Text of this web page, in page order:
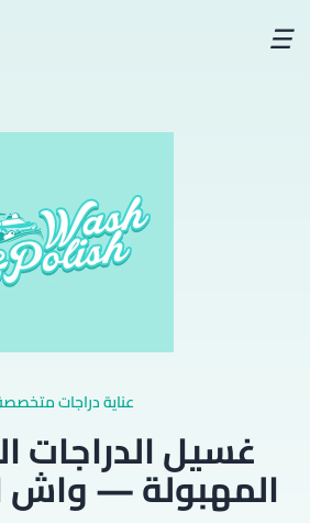
☰
عناية دراجات
غسيل الدراجات
المهبولة — واش